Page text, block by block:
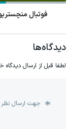
فوتبال
دیدگاه‌ها
لطفا قبل از ارسال دیدگاه
جهت ارسال نظر